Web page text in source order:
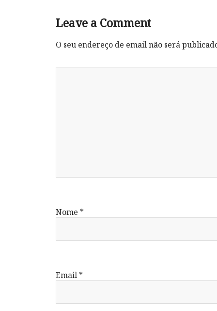
Leave a Comment
O seu endereço de email não será
Nome *
Email *